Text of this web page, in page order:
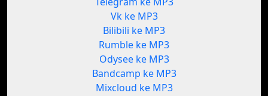
Vk ke MP3
Bilibili ke MP3
Rumble ke MP3
Odysee ke MP3
Bandcamp ke MP3
Mixcloud ke MP3